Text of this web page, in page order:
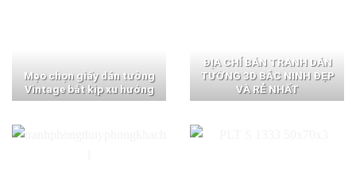
Mẹo chọn giấy dán tường
Vintage bắt kịp xu hướng
ĐỊA CHỈ BÁN TRANH DÁN
TƯỜNG 3D BẮC NINH ĐẸP
VÀ RẺ NHẤT